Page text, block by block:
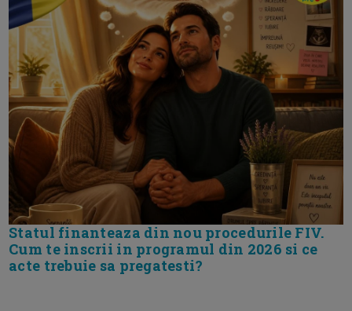
Statul finanteaza din nou procedurile FIV.
Cum te inscrii in programul din 2026 si ce
acte trebuie sa pregatesti?